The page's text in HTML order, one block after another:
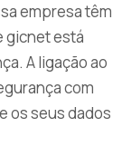
empresa têm
gicnet está
A ligação ao
com
os seus dados